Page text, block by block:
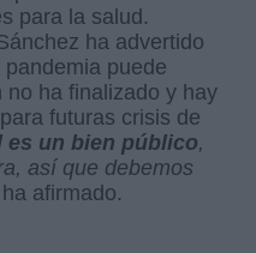
para la salud.
ha advertido
puede
no ha finalizado y hay
futuras crisis de
es un bien público,
así que debemos
afirmado.